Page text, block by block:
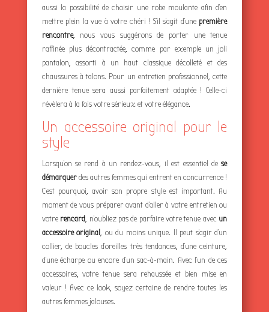
aussi la possibilité de choisir une robe moulante afin d’en
mettre plein la vue à votre chéri ! S’il s’agit d’une première
rencontre, nous vous suggérons de porter une tenue
raffinée plus décontractée, comme par exemple un joli
pantalon, assorti à un haut classique décolleté et des
chaussures à talons. Pour un entretien professionnel, cette
dernière tenue sera aussi parfaitement adaptée ! Celle-ci
révèlera à la fois votre sérieux et votre élégance.
Un accessoire original pour le
style
Lorsqu’on se rend à un rendez-vous, il est essentiel dese
démarquerdes autres femmes qui entrent en concurrence !
C’est pourquoi, avoir son propre style est important. Au
moment de vous préparer avant d’aller à votre entretien ou
votre rencard, n’oubliez pas de parfaire votre tenue avec un
accessoire original, ou du moins unique. Il peut s’agir d’un
collier, de boucles d’oreilles très tendances, d’une ceinture,
d’une écharpe ou encore d’un sac-à-main. Avec l’un de ces
accessoires, votre tenue sera rehaussée et bien mise en
valeur ! Avec ce look, soyez certaine de rendre toutes les
autres femmes jalouses.